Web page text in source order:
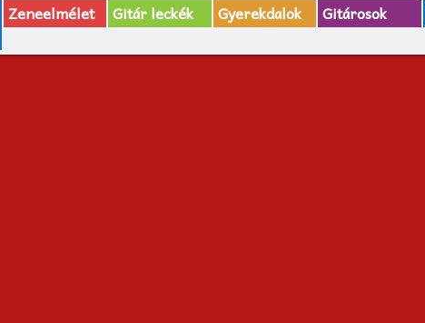
Zeneelmélet Gitár leckék Gyerekdalok Gitárosok